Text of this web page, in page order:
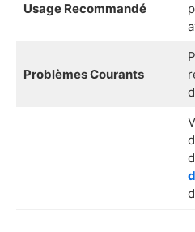
Usage Recommandé
Problèmes Courants